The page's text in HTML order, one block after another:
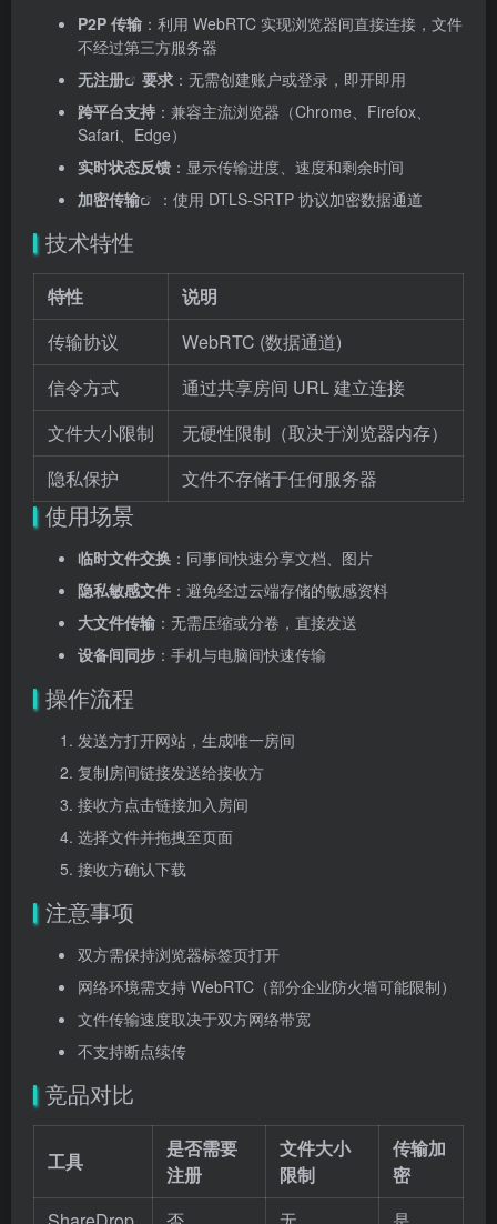
P2P 传输 ：利用 WebRTC 实现浏览器间直接连接，文件
不经过第三方服务器
无注册
要求 ：无需创建账户或登录，即开即用
跨平台支持 ：兼容主流浏览器（Chrome、Firefox、
Safari、Edge）
实时状态反馈 ：显示传输进度、速度和剩余时间
加密传输
：使用 DTLS-SRTP 协议加密数据通道
技术特性
特性
说明
传输协议
WebRTC (数据通道)
信令方式
通过共享房间 URL 建立连接
文件大小限制
无硬性限制（取决于浏览器内存）
隐私保护
文件不存储于任何服务器
使用场景
临时文件交换 ：同事间快速分享文档、图片
隐私敏感文件 ：避免经过云端存储的敏感资料
大文件传输 ：无需压缩或分卷，直接发送
设备间同步 ：手机与电脑间快速传输
操作流程
发送方打开网站，生成唯一房间
复制房间链接发送给接收方
接收方点击链接加入房间
选择文件并拖拽至页面
接收方确认下载
注意事项
双方需保持浏览器标签页打开
网络环境需支持 WebRTC（部分企业防火墙可能限制）
文件传输速度取决于双方网络带宽
不支持断点续传
竞品对比
工具
是否需要
注册
文件大小
限制
传输加
密